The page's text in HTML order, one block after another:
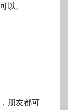
以。
朋友都可